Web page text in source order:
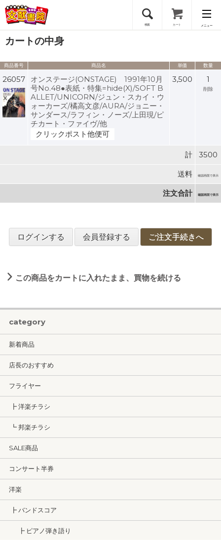
検索 カート メニュー
会員登録
ログイン
カートの中身
商品番号 商品名 単価 数量
26057
オンステージ(ONSTAGE) 1991年10月
号No.48●表紙・特集=hide(X)/SOFT B
ALLET/UNICORN/ジュン・スカイ・ウ
ォーカーズ/橘高文彦/AURA/ジョニー・
サンダース/ラフィン・ノーズ/上田現/ピ
チカート・ファイヴ/他
クリックポスト他便可
3,500 1
削除
計 3500
送料 確認画面で表示
注文合計 確認画面で表示
ログインする 会員登録する ご注文手続きへ
この商品をカートに入れたまま、買物を続ける
category
新着商品
店長のおすすめ
フライヤー
┣ 洋楽チラシ
┗ 邦楽チラシ
SALE商品
コンサート半券
洋楽
┣ バンドスコア
┣ ピアノ弾き語り